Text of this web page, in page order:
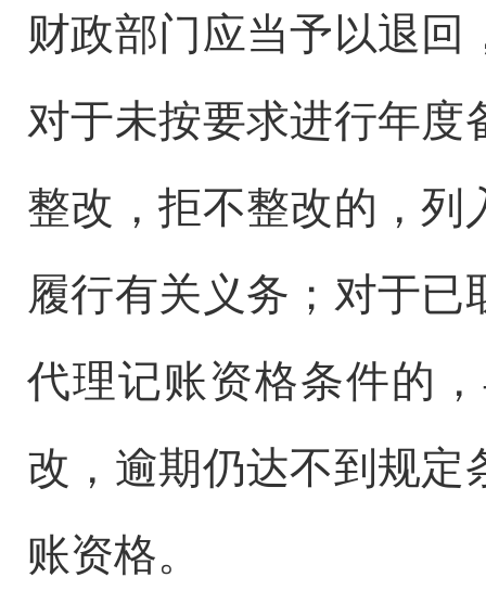
财政部门应当予以退
对于未按要求进行年度
整改，拒不整改的，列
履行有关义务；对于
代理记账资格条件的
改，逾期仍达不到规定
账资格。